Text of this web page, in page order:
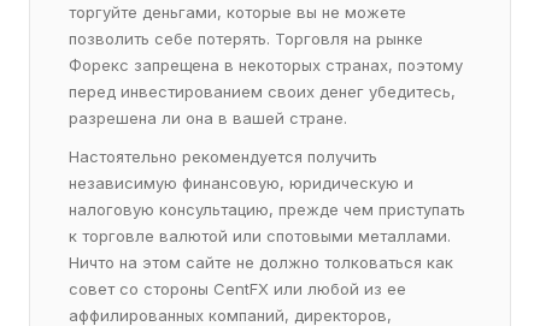
торгуйте деньгами, которые вы не можете
позволить себе потерять. Торговля на рынке
Форекс запрещена в некоторых странах, поэтому
перед инвестированием своих денег убедитесь,
разрешена ли она в вашей стране.
Настоятельно рекомендуется получить
независимую финансовую, юридическую и
налоговую консультацию, прежде чем приступать
к торговле валютой или спотовыми металлами.
Ничто на этом сайте не должно толковаться как
совет со стороны CentFX или любой из ее
аффилированных компаний, директоров,